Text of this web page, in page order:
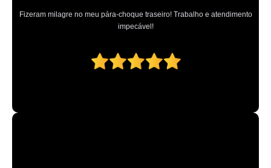
Fizeram milagre no meu pára-choque traseiro! Trabalho e atendimento
impecável!